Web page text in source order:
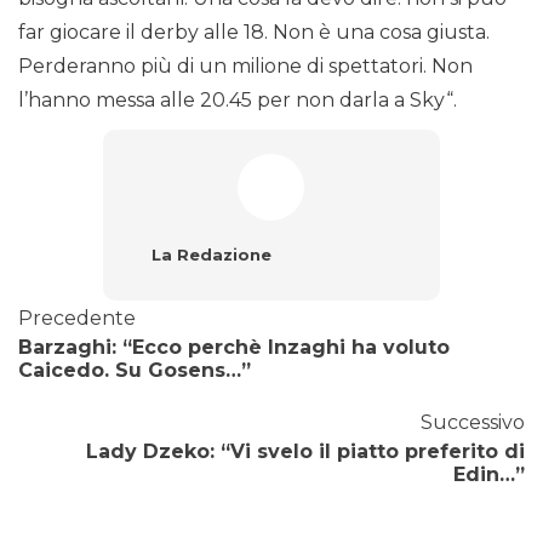
far giocare il derby alle 18. Non è una cosa giusta.
Perderanno più di un milione di spettatori. Non
l’hanno messa alle 20.45 per non darla a Sky“.
La Redazione
Precedente
Barzaghi: “Ecco perchè Inzaghi ha voluto
Caicedo. Su Gosens…”
Successivo
Lady Dzeko: “Vi svelo il piatto preferito di
Edin…”